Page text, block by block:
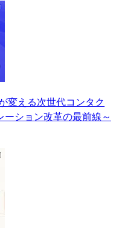
変える次世代コンタク
ーション改革の最前線～